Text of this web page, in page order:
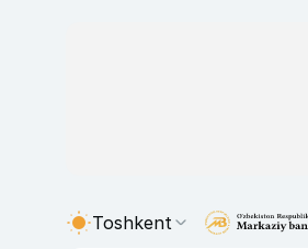
Toshkent